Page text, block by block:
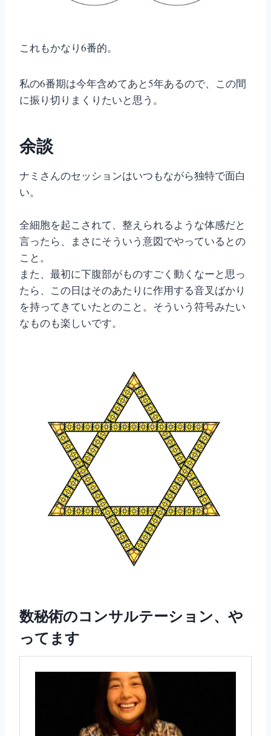
これもかなり6番的。
私の6番期は今年含めてあと5年あるので、この間
に振り切りまくりたいと思う。
余談
ナミさんのセッションはいつもながら独特で面白
い。
全細胞を起こされて、整えられるような体感だと
言ったら、まさにそういう意図でやっているとの
こと。
また、最初に下腹部がものすごく動くなーと思っ
たら、この日はそのあたりに作用する音叉ばかり
を持ってきていたとのこと。そういう符号みたい
なものも楽しいです。
数秘術のコンサルテーション、や
ってます